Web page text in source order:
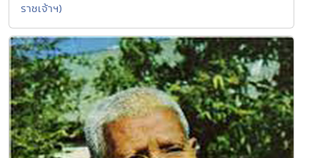
ราชเจ้าฯ)